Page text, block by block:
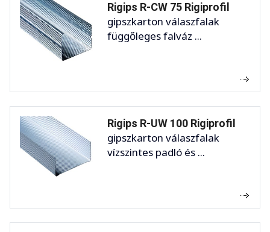
Rigips R-CW 75 Rigiprofil
gipszkarton válaszfalak
függőleges falváz ...
Rigips R-UW 100 Rigiprofil
gipszkarton válaszfalak
vízszintes padló és ...